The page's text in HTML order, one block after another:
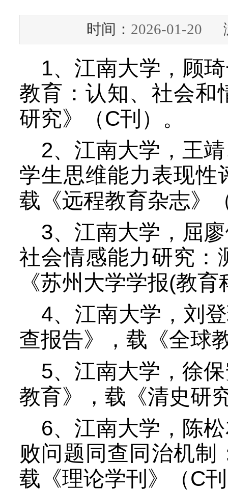
时间： 2026-01-20
1、江南大学，顾
教育：认知、社会和
研究》（C刊）。
2、江南大学，王
学生思维能力表现
载《远程教育杂志》
3、江南大学，屈
社会情感能力研究：
《苏州大学学报(教育
4、江南大学，刘
查报告》，载《全球
5、江南大学，徐
教育》，载《清史研
6、江南大学，陈
败问题同查同治机制
载《理论学刊》（C